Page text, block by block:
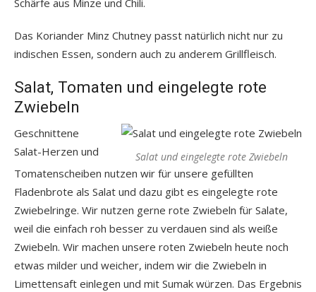
Schärfe aus Minze und Chili.
Das Koriander Minz Chutney passt natürlich nicht nur zu
indischen Essen, sondern auch zu anderem Grillfleisch.
Salat, Tomaten und eingelegte rote
Zwiebeln
Salat und eingelegte rote Zwiebeln
Geschnittene
Salat-Herzen und
Tomatenscheiben nutzen wir für unsere gefüllten
Fladenbrote als Salat und dazu gibt es eingelegte rote
Zwiebelringe. Wir nutzen gerne rote Zwiebeln für Salate,
weil die einfach roh besser zu verdauen sind als weiße
Zwiebeln. Wir machen unsere roten Zwiebeln heute noch
etwas milder und weicher, indem wir die Zwiebeln in
Limettensaft einlegen und mit Sumak würzen. Das Ergebnis